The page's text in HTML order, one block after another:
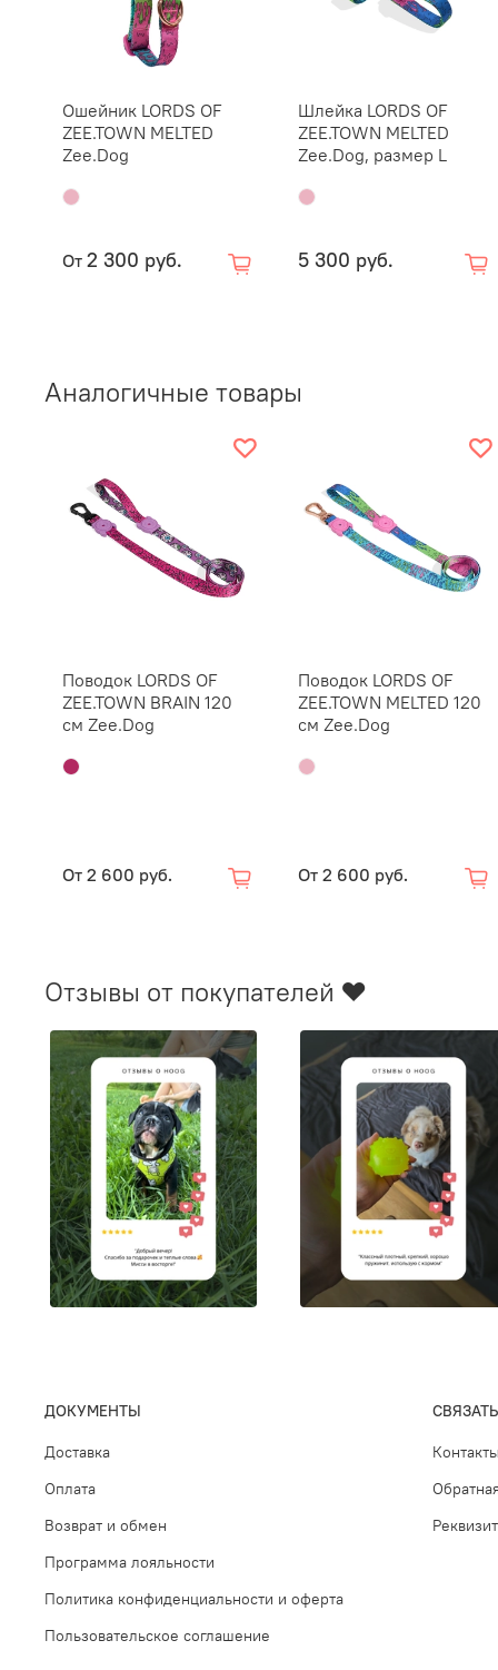
Ошейник LORDS OF
ZEE.TOWN MELTED
Zee.Dog
От 2 300 руб.
Шлейка LORDS OF
ZEE.TOWN MELTED
Zee.Dog, размер L
5 300 руб.
Аналогичные товары
Поводок LORDS OF
ZEE.TOWN BRAIN 120
см Zee.Dog
От 2 600 руб.
Поводок LORDS OF
ZEE.TOWN MELTED 120
см Zee.Dog
От 2 600 руб.
Отзывы от покупателей ❤️
ДОКУМЕНТЫ
Доставка
Оплата
Возврат и обмен
Программа лояльности
Политика конфиденциальности и оферта
Пользовательское соглашение
Контакты